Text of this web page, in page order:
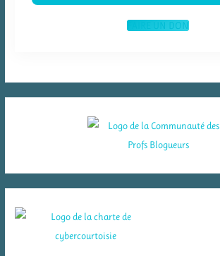
FAIRE UN DON